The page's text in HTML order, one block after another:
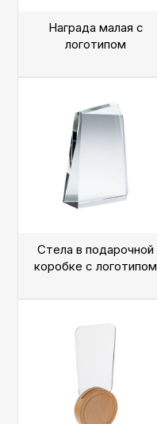
Награда малая с
логотипом
Стела в подарочной
коробке с логотипом